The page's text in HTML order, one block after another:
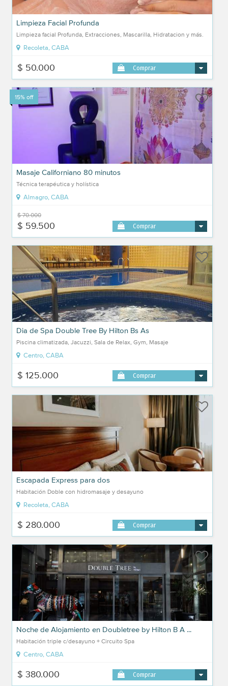
Limpieza Facial Profunda
Limpieza facial Profunda, Extracciones, Mascarilla, Hidratacion y más.
Recoleta, CABA
$ 50.000 Comprar
15% off
Masaje Californiano 80 minutos
Técnica terapéutica y holística
Almagro, CABA
$ 70.000
$ 59.500 Comprar
Dia de Spa Double Tree By Hilton Bs As
Piscina climatizada, Jacuzzi, Sala de Relax, Gym, Masaje
Centro, CABA
$ 125.000 Comprar
Escapada Express para dos
Habitación Doble con hidromasaje y desayuno
Recoleta, CABA
$ 280.000 Comprar
Noche de Alojamiento en Doubletree by Hilton B A ...
Habitación triple c/desayuno + Circuito Spa
Centro, CABA
$ 380.000 Comprar